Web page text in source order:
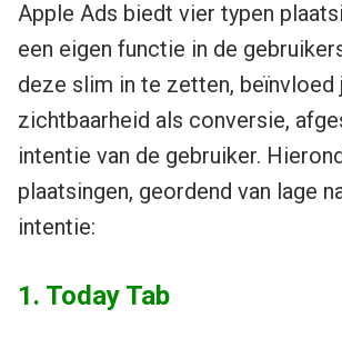
Apple Ads biedt vier typen
een eigen functie in de
deze slim in te zetten, beïnvloed
zichtbaarheid als conversie,
intentie van de gebruiker.
plaatsingen, geordend van lage
intentie:
1. Today Tab